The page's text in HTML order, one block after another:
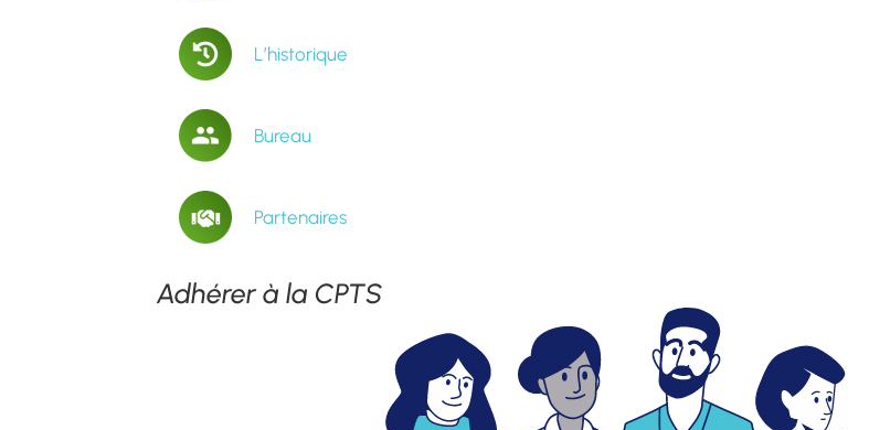
L’historique
Bureau
Partenaires
Adhérer à la CPTS